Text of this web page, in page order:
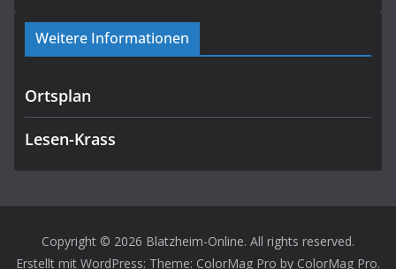
Weitere Informationen
Ortsplan
Lesen-Krass
Copyright © 2026 Blatzheim-Online. All rights reserved.
Erstellt mit WordPress: Theme: ColorMag Pro by ColorMag Pro.